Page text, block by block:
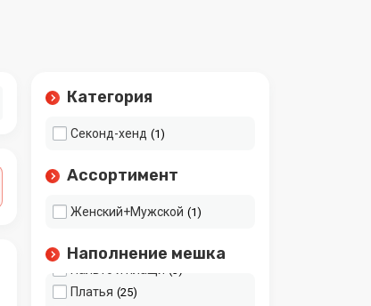
Категория
Секонд-хенд 1
Ассортимент
Женский+Мужской 1
Наполнение мешка
Костюмы 1
Леггинсы, лосины,
Микс 209
Обувь 38
3
Платья 25